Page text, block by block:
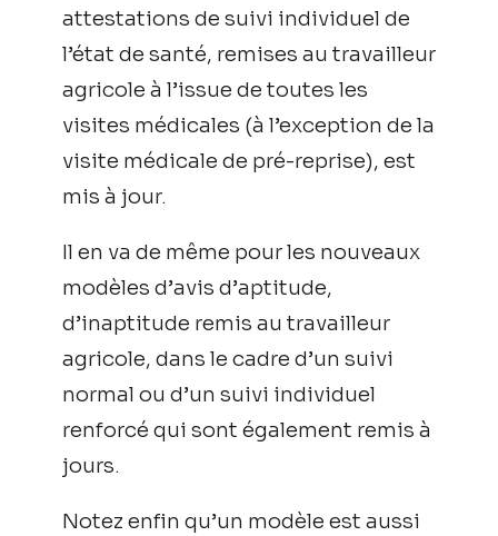
attestations de suivi individuel de
l’état de santé, remises au travailleur
agricole à l’issue de toutes les
visites médicales (à l’exception de la
visite médicale de pré-reprise), est
mis à jour.
Il en va de même pour les nouveaux
modèles d’avis d’aptitude,
d’inaptitude remis au travailleur
agricole, dans le cadre d’un suivi
normal ou d’un suivi individuel
renforcé qui sont également remis à
jours.
Notez enfin qu’un modèle est aussi